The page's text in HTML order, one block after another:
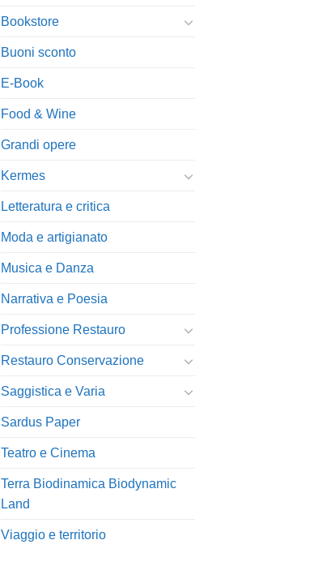
Bookstore
Buoni sconto
E-Book
Food & Wine
Grandi opere
Kermes
Letteratura e critica
Moda e artigianato
Musica e Danza
Narrativa e Poesia
Professione Restauro
Restauro Conservazione
Saggistica e Varia
Sardus Paper
Teatro e Cinema
Terra Biodinamica Biodynamic
Land
Viaggio e territorio